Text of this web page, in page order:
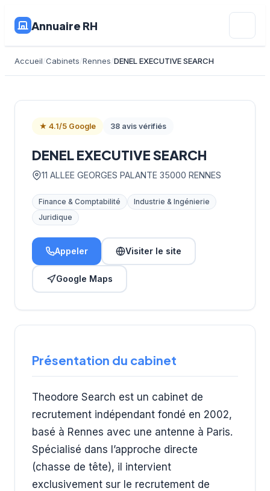
Annuaire RH
Accueil Cabinets Rennes DENEL EXECUTIVE SEARCH
★ 4.1/5 Google 38 avis vérifiés
DENEL EXECUTIVE SEARCH
11 ALLEE GEORGES PALANTE 35000 RENNES
Finance & Comptabilité
Industrie & Ingénierie
Juridique
Appeler Visiter le site
Google Maps
Présentation du cabinet
Theodore Search est un cabinet de
recrutement indépendant fondé en 2002,
basé à Rennes avec une antenne à Paris.
Spécialisé dans l’approche directe
(chasse de tête), il intervient
exclusivement sur le recrutement de